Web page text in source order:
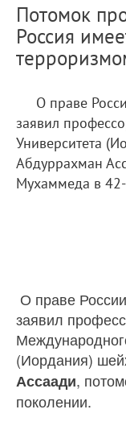
Потомок
Россия
О праве
заявил
Университета
Абдуррахман
Мухаммеда в
О праве
заявил
(Иордания)
Ассаади,
поколении.